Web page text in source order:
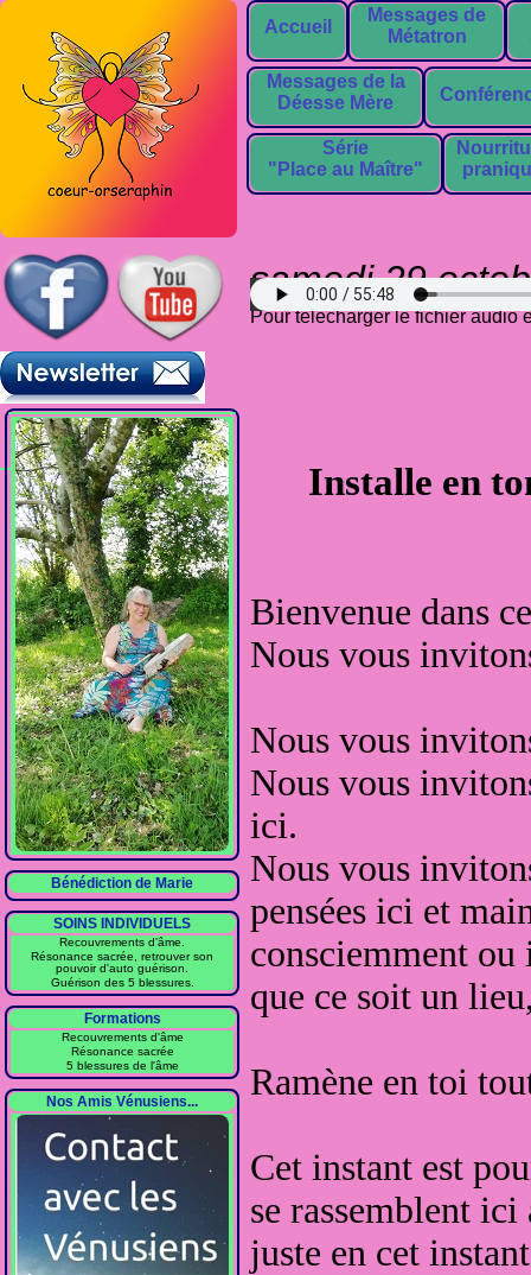
Bénédiction de Marie
SOINS INDIVIDUELS
Recouvrements d'âme.
Résonance sacrée, retrouver son
pouvoir d'auto guérison.
Guérison des 5 blessures.
Formations
Recouvrements d'âme
Résonance sacrée
5 blessures de l'âme
Nos Amis Vénusiens...
Accueil
Messages de
Métatron
Messages de la
Déesse Mère
Série
"Place au Maître"
samedi 29
Pour télécharger le fichier audio
Installe en
Bienvenue dans
Nous vous
Nous vous
Nous vous
ici.
Nous vous
pensées ici et
consciemment
que ce soit un
Ramène en toi
Cet instant est
se rassemblent ici
juste en cet